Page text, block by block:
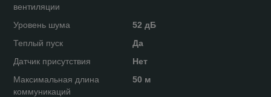
вентиляции
Уровень шума
52 дБ
Теплый пуск
Да
Датчик присутствия
Нет
Максимальная длина
коммуникаций
50 м